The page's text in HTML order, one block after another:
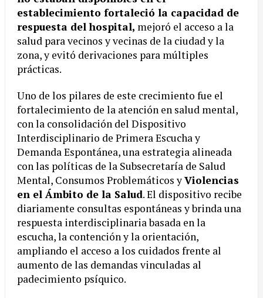
establecimiento fortaleció la capacidad de
respuesta del hospital, mejoró el acceso a la
salud para vecinos y vecinas de la ciudad y la
zona, y evitó derivaciones para múltiples
prácticas.
Uno de los pilares de este crecimiento fue el
fortalecimiento de la atención en salud mental,
con la consolidación del Dispositivo
Interdisciplinario de Primera Escucha y
Demanda Espontánea, una estrategia alineada
con las políticas de la Subsecretaría de Salud
Mental, Consumos Problemáticos yViolencias
en el Ámbito de la Salud. El dispositivo recibe
diariamente consultas espontáneas y brinda una
respuesta interdisciplinaria basada en la
escucha, la contención y la orientación,
ampliando el acceso a los cuidados frente al
aumento de las demandas vinculadas al
padecimiento psíquico.